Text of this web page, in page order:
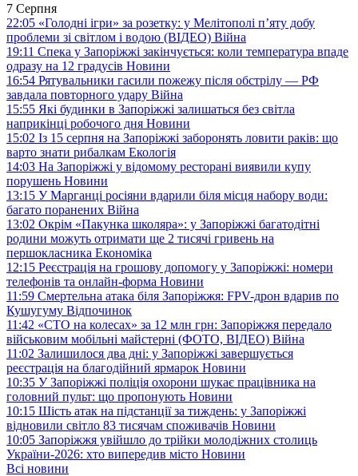
7 Серпня
22:05 «Голодні ігри» за розетку: у Мелітополі п’яту добу
проблеми зі світлом і водою (ВІДЕО) Війна
19:11 Спека у Запоріжжі закінчується: коли температура впаде
одразу на 12 градусів Новини
16:54 Рятувальники гасили пожежу після обстрілу — РФ
завдала повторного удару Війна
15:55 Які будинки в Запоріжжі залишаться без світла
наприкінці робочого дня Новини
15:02 Із 15 серпня на Запоріжжі заборонять ловити раків: що
варто знати рибалкам Екологія
14:03 На Запоріжжі у відомому ресторані виявили купу
порушень Новини
13:15 У Марганці росіяни вдарили біля місця набору води:
багато поранених Війна
13:02 Окрім «Пакунка школяра»: у Запоріжжі багатодітні
родини можуть отримати ще 2 тисячі гривень на
першокласника Економіка
12:15 Реєстрація на грошову допомогу у Запоріжжі: номери
телефонів та онлайн-форма Новини
11:59 Смертельна атака біля Запоріжжя: FPV-дрон вдарив по
Кушугуму Відпочинок
11:42 «СТО на колесах» за 12 млн грн: Запоріжжя передало
військовим мобільні майстерні (ФОТО, ВІДЕО) Війна
11:02 Залишилося два дні: у Запоріжжі завершується
реєстрація на благодійний ярмарок Новини
10:35 У Запоріжжі поліція охорони шукає працівника на
головний пульт: що пропонують Новини
10:15 Шість атак на підстанції за тиждень: у Запоріжжі
відновили світло 83 тисячам споживачів Новини
10:05 Запоріжжя увійшло до трійки молодіжних столиць
України-2026: хто випередив місто Новини
Всі новини